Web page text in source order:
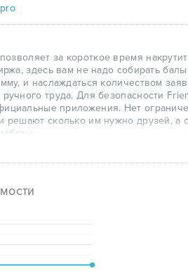
за короткое время
здесь вам не надо собирать
и наслаждаться количеством
труда. Для безопасности
приложения. Нет
решают сколько им нужно друзей, а
программы.
группам, более 300 групп и